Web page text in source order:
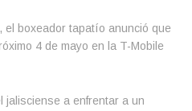
boxeador tapatío anunció que
4 de mayo en la T-Mobile
jalisciense a enfrentar a un